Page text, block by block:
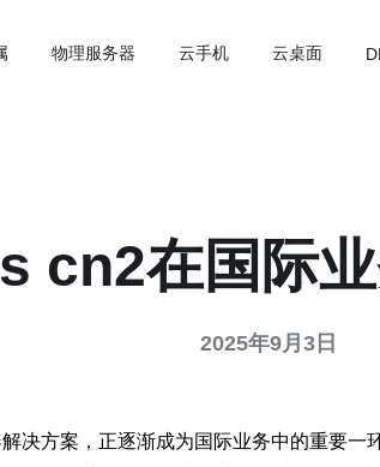
物理服务器 云手机 云桌面
cn2在国际
2025年9月3日
决方案，正逐渐成为国际业务中的重要